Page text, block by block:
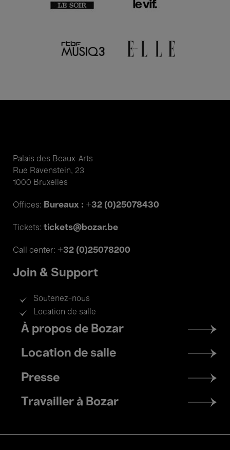
Palais des Beaux-Arts
Rue Ravenstein, 23
1000 Bruxelles
Offices: Bureaux : +32 (0)25078430
Tickets: tickets@bozar.be
Call center: +32 (0)25078200
Join & Support
Soutenez-nous
Location de salle
Footer
menu
À propos de Bozar
Location de salle
Presse
Travailler à Bozar